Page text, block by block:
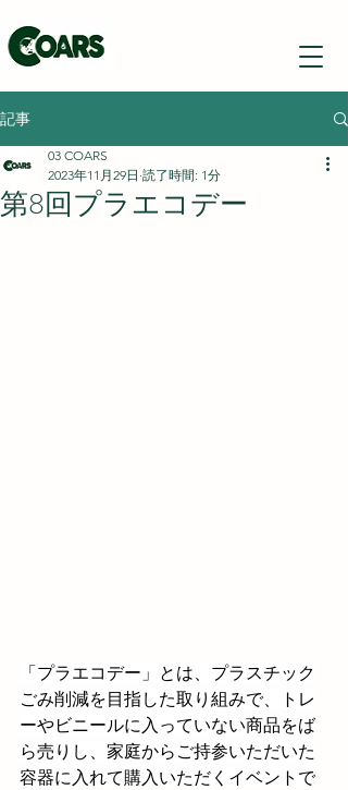
記事
第8回プラエコデー
03 COARS
2023年11月29日 読了時間: 1分
「プラエコデー」とは、プラスチック
ごみ削減を目指した取り組みで、トレ
ーやビニールに入っていない商品をば
ら売りし、家庭からご持参いただいた
容器に入れて購入いただくイベントで